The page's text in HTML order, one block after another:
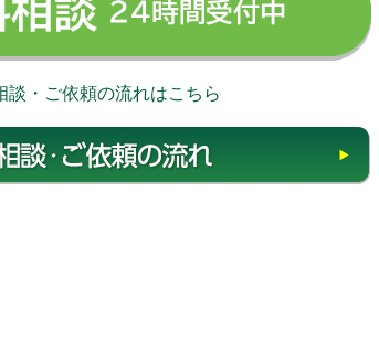
談・ご依頼の流れはこちら